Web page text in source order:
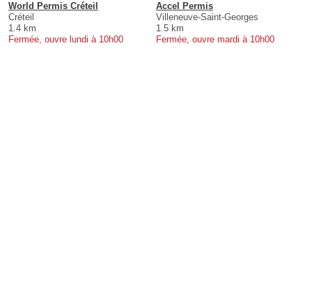
World Permis Créteil
Créteil
1.4 km
Fermée, ouvre lundi à 10h00
Accel Permis
Villeneuve-Saint-Georges
1.5 km
Fermée, ouvre mardi à 10h00